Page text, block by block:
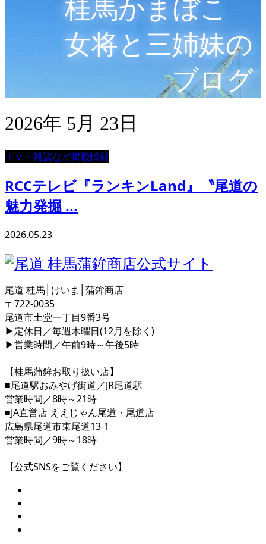
桂馬かまぼこ
女将と三姉妹の
ブログ
2026年 5月 23日
ＴＶ・雑誌など掲載情報
RCCテレビ『ランキンLand』〝尾道の
魅力発掘 ...
2026.05.23
尾道 桂馬│けいま│蒲鉾商店
〒722-0035
尾道市土堂一丁目9番3号
▶定休日／毎週木曜日(12月を除く)
▶営業時間／午前9時～午後5時
【桂馬蒲鉾お取り扱い店】
■尾道駅おみやげ街道／JR尾道駅
営業時間／8時～21時
■JA直営店 ええじゃん尾道・尾道店
広島県尾道市東尾道13-1
営業時間／9時～18時
【公式SNSをご覧ください】